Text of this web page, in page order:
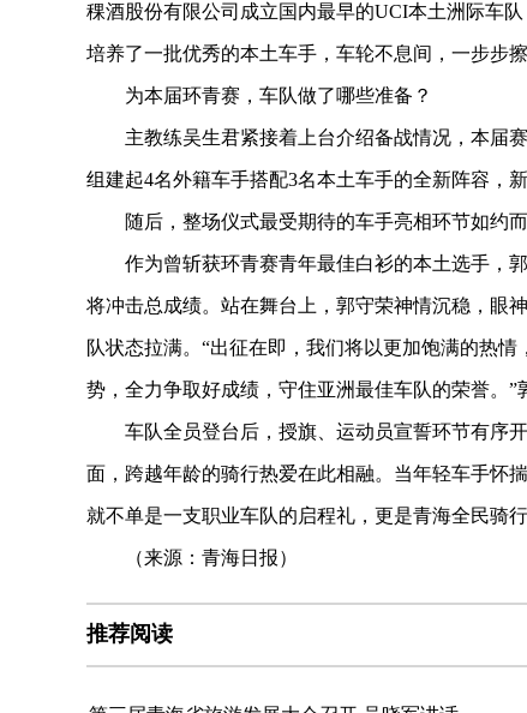
稞酒股份有限公司成立国内最早的UCI本土洲际车
培养了一批优秀的本土车手，车轮不息间，一步步
为本届环青赛，车队做了哪些准备？
主教练吴生君紧接着上台介绍备战情况，本届赛
组建起4名外籍车手搭配3名本土车手的全新阵容，
随后，整场仪式最受期待的车手亮相环节如约而
作为曾斩获环青赛青年最佳白衫的本土选手，郭
将冲击总成绩。站在舞台上，郭守荣神情沉稳，眼
队状态拉满。“出征在即，我们将以更加饱满的热
势，全力争取好成绩，守住亚洲最佳车队的荣誉。”
车队全员登台后，授旗、运动员宣誓环节有序开
面，跨越年龄的骑行热爱在此相融。当年轻车手怀
就不单是一支职业车队的启程礼，更是青海全民骑
（来源：青海日报）
推荐阅读